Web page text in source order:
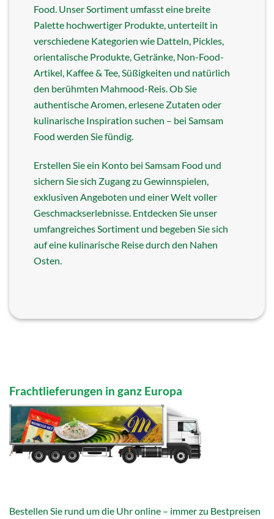
Food. Unser Sortiment umfasst eine breite
Palette hochwertiger Produkte, unterteilt in
verschiedene Kategorien wie Datteln, Pickles,
orientalische Produkte, Getränke, Non-Food-
Artikel, Kaffee & Tee, Süßigkeiten und natürlich
den berühmten Mahmood-Reis. Ob Sie
authentische Aromen, erlesene Zutaten oder
kulinarische Inspiration suchen – bei Samsam
Food werden Sie fündig.
Erstellen Sie ein Konto bei Samsam Food und
sichern Sie sich Zugang zu Gewinnspielen,
exklusiven Angeboten und einer Welt voller
Geschmackserlebnisse. Entdecken Sie unser
umfangreiches Sortiment und begeben Sie sich
auf eine kulinarische Reise durch den Nahen
Osten.
Frachtlieferungen in ganz Europa
Bestellen Sie rund um die Uhr online – immer zu Bestpreisen